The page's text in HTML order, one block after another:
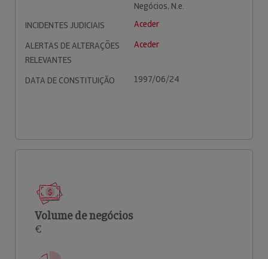
Negócios, N.e.
INCIDENTES JUDICIAIS
Aceder
ALERTAS DE ALTERAÇÕES
RELEVANTES
Aceder
DATA DE CONSTITUIÇÃO 1997/06/24
Volume de negócios
€